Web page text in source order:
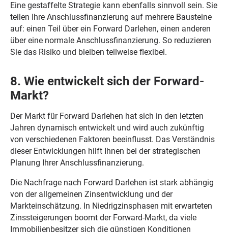
Eine gestaffelte Strategie kann ebenfalls sinnvoll sein. Sie
teilen Ihre Anschlussfinanzierung auf mehrere Bausteine
auf: einen Teil über ein Forward Darlehen, einen anderen
über eine normale Anschlussfinanzierung. So reduzieren
Sie das Risiko und bleiben teilweise flexibel.
8. Wie entwickelt sich der Forward-
Markt?
Der Markt für Forward Darlehen hat sich in den letzten
Jahren dynamisch entwickelt und wird auch zukünftig
von verschiedenen Faktoren beeinflusst. Das Verständnis
dieser Entwicklungen hilft Ihnen bei der strategischen
Planung Ihrer Anschlussfinanzierung.
Die Nachfrage nach Forward Darlehen ist stark abhängig
von der allgemeinen Zinsentwicklung und der
Markteinschätzung. In Niedrigzinsphasen mit erwarteten
Zinssteigerungen boomt der Forward-Markt, da viele
Immobilienbesitzer sich die günstigen Konditionen